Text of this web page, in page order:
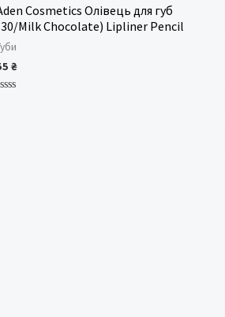
Cosmetics Олівець для губ
Milk Chocolate) Lipliner Pencil
₴